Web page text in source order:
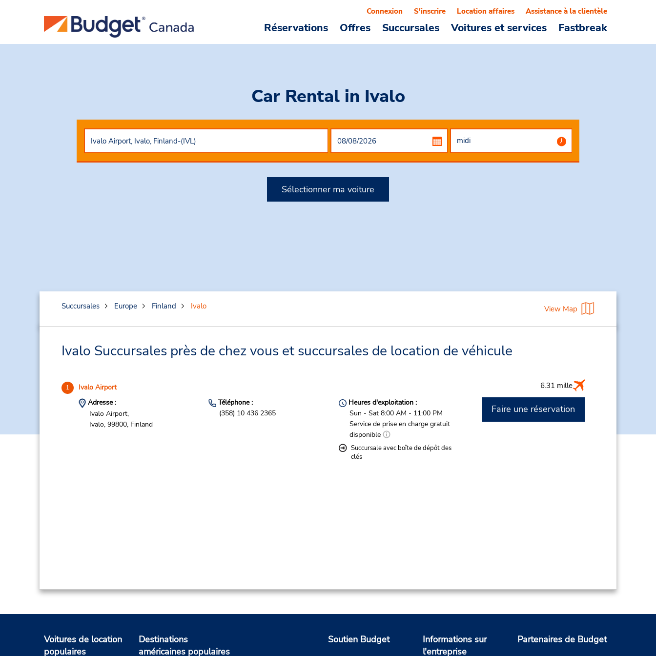
Réservations Offres Succursales Voitures et services Fastbreak
Connexion S'inscrire Location affaires Assistance à la clientèle
Car Rental in Ivalo
Sélectionner ma voiture
Succursales Europe Finland Ivalo View Map
Ivalo Succursales près de chez vous et succursales de location de véhicule
1 Ivalo Airport 6.31 mille
Adresse :
Ivalo Airport,
Ivalo, 99800, Finland
Téléphone :
(358) 10 436 2365
Heures d'exploitation :
Sun - Sat 8:00 AM - 11:00 PM
Service de prise en charge gratuit
disponible
Succursale avec boîte de dépôt des
clés
Faire une réservation
Voitures de location
populaires
Destinations
américaines populaires
Soutien Budget
Informations sur
l'entreprise
Partenaires de Budget